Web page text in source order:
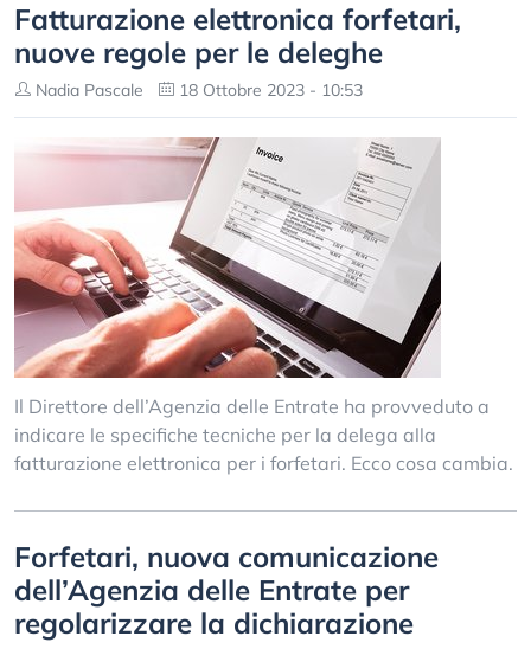
Fatturazione elettronica forfetari,
nuove regole per le deleghe
Nadia Pascale 18 Ottobre 2023 - 10:53
Il Direttore dell’Agenzia delle Entrate ha provveduto a
indicare le specifiche tecniche per la delega alla
fatturazione elettronica per i forfetari. Ecco cosa cambia.
Forfetari, nuova comunicazione
dell’Agenzia delle Entrate per
regolarizzare la dichiarazione